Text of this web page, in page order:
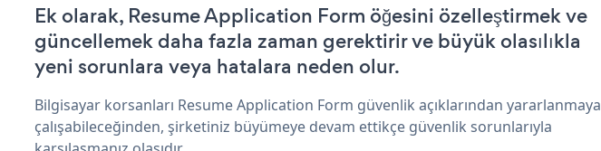
Ek olarak, Resume Application Form öğesini özelleştirmek ve
güncellemek daha fazla zaman gerektirir ve büyük olasılıkla
yeni sorunlara veya hatalara neden olur.
Bilgisayar korsanları Resume Application Form güvenlik açıklarından yararlanmaya
çalışabileceğinden, şirketiniz büyümeye devam ettikçe güvenlik sorunlarıyla